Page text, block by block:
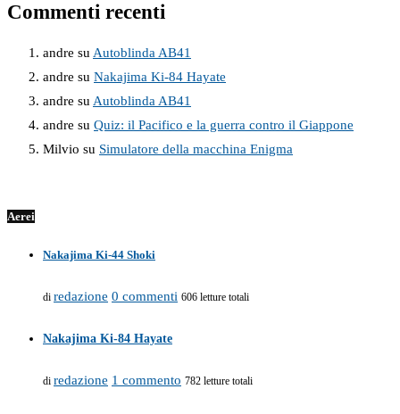
Commenti recenti
andre su Autoblinda AB41
andre su Nakajima Ki-84 Hayate
andre su Autoblinda AB41
andre su Quiz: il Pacifico e la guerra contro il Giappone
Milvio su Simulatore della macchina Enigma
Aerei
Nakajima Ki-44 Shoki
di redazione 0 commenti 606 letture totali
Nakajima Ki-84 Hayate
di redazione 1 commento 782 letture totali